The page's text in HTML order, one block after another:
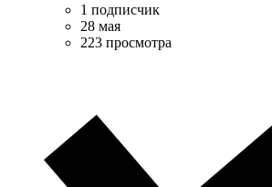
1 подписчик
28 мая
223 просмотра